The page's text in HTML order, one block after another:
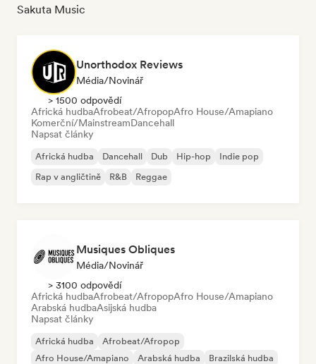
Sakuta Music
Unorthodox Reviews
Média/novinář
> 1500 odpovědí
Africká hudbaAfrobeat/AfropopAfro House/Amapiano
Komerční/MainstreamDancehall
Napsat články
Africká hudba Dancehall Dub Hip-hop
Indie pop
Rap v angličtině
R&B Reggae
Musiques Obliques
Média/novinář
> 3100 odpovědí
Africká hudbaAfrobeat/AfropopAfro House/Amapiano
Arabská hudbaAsijská hudba
Napsat články
Africká hudba
Afrobeat/Afropop
Afro House/Amapiano
Arabská hudba
Brazilská hudba